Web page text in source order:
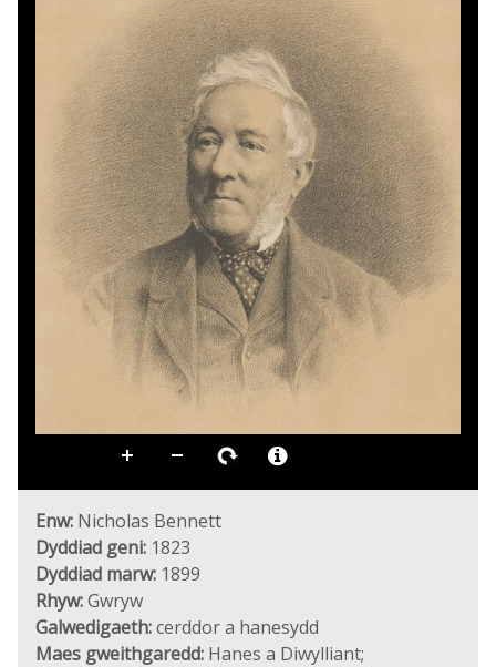
Enw: Nicholas Bennett
Dyddiad geni: 1823
Dyddiad marw: 1899
Rhyw:Gwryw
Galwedigaeth:cerddor a hanesydd
Maes gweithgaredd: Hanes a Diwylliant;